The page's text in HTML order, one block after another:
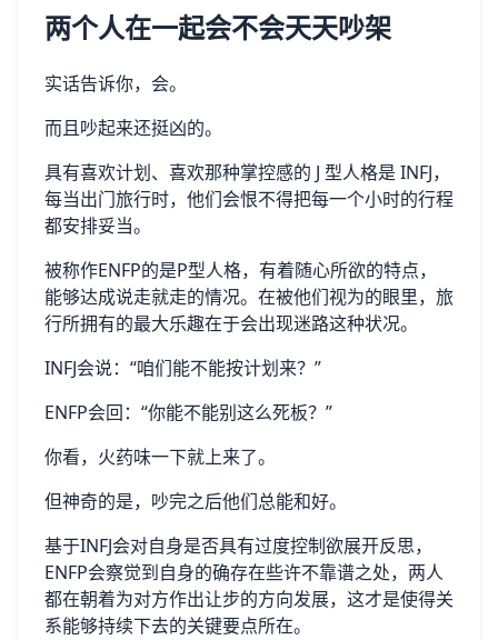
两个人在一起会不会天天吵架
实话告诉你，会。
而且吵起来还挺凶的。
具有喜欢计划、喜欢那种掌控感的 J 型人格是 INFJ，
每当出门旅行时，他们会恨不得把每一个小时的行程
都安排妥当。
被称作ENFP的是P型人格，有着随心所欲的特点，
能够达成说走就走的情况。在被他们视为的眼里，旅
行所拥有的最大乐趣在于会出现迷路这种状况。
INFJ会说：“咱们能不能按计划来？”
ENFP会回：“你能不能别这么死板？”
你看，火药味一下就上来了。
但神奇的是，吵完之后他们总能和好。
基于INFJ会对自身是否具有过度控制欲展开反思，
ENFP会察觉到自身的确存在些许不靠谱之处，两人
都在朝着为对方作出让步的方向发展，这才是使得关
系能够持续下去的关键要点所在。